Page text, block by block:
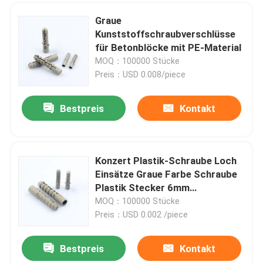
Graue
Kunststoffschraubverschlüsse
für Betonblöcke mit PE-Material
MOQ：100000 Stücke
Preis：USD 0.008/piece
Bestpreis Kontakt
Konzert Plastik-Schraube Loch
Einsätze Graue Farbe Schraube
Plastik Stecker 6mm
Durchmesser
MOQ：100000 Stücke
Preis：USD 0.002 /piece
Bestpreis Kontakt